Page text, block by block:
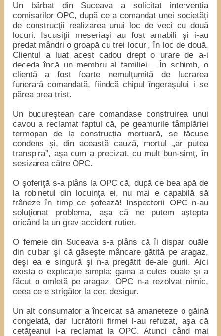
Un bărbat din Suceava a solicitat intervenția
comisarilor OPC, după ce a comandat unei societăţi
de construcţii realizarea unui loc de veci cu două
locuri. Iscusiţii meseriaşi au fost amabili şi i-au
predat mândri o groapă cu trei locuri, în loc de două.
Clientul a luat acest cadou drept o urare de a-i
deceda încă un membru al familiei… În schimb, o
clientă a fost foarte nemulţumită de lucrarea
funerară comandată, fiindcă chipul îngeraşului i se
părea prea trist.
Un bucureștean care comandase construirea unui
cavou a reclamat faptul că, pe geamurile tâmplăriei
termopan de la construcția mortuară, se făcuse
condens și, din această cauză, mortul „ar putea
transpira”, aşa cum a precizat, cu mult bun-simţ, în
sesizarea către OPC.
O şoferiţă s-a plâns la OPC că, după ce bea apă de
la robinetul din locuinţa ei, nu mai e capabilă să
frâneze în timp ce şofează! Inspectorii OPC n-au
soluţionat problema, aşa că ne putem aştepta
oricând la un grav accident rutier.
O femeie din Suceava s-a plâns că îi dispar ouăle
din cuibar şi că găseşte mâncare gătită pe aragaz,
deşi ea e singură şi n-a pregătit de-ale gurii. Aici
există o explicaţie simplă: găina a cules ouăle şi a
făcut o omletă pe aragaz. OPC n-a rezolvat nimic,
ceea ce e strigător la cer, desigur.
Un alt consumator a încercat să amaneteze o găină
congelată, dar lucrătorii firmei l-au refuzat, aşa că
cetăţeanul i-a reclamat la OPC. Atunci când mai